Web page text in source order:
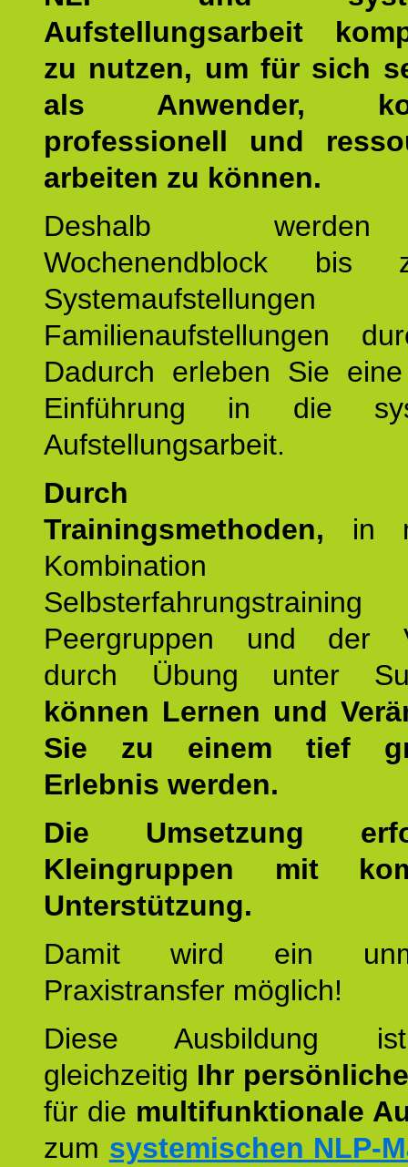
Aufstellungsarbeit
zu nutzen, um für sich
als Anwender,
professionell und
arbeiten zu können.
Deshalb
Wochenendblock bis
Familienaufstellungen
Dadurch erleben Sie
Einführung in die
Aufstellungsarbeit.
Durch
Trainingsmethoden, in
Peergruppen und der
durch Übung unter
können Lernen und
Sie zu einem tief
Erlebnis werden.
Die Umsetzung
Kleingruppen mit
Unterstützung.
Damit wird ein
Praxistransfer möglich!
Diese Ausbildung
gleichzeitig Ihr
für die multifunktionale
zum systemischen NLP-